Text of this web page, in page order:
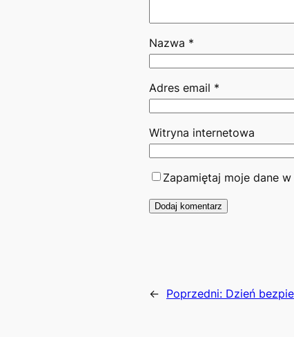
Nazwa *
Adres email *
Witryna internetowa
Zapamiętaj moje dane
← Poprzedni: Dzień